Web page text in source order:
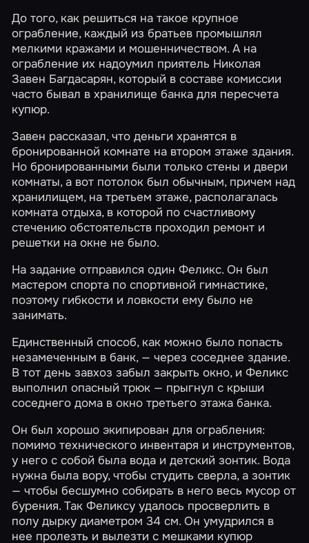
До того, как решиться на такое крупное
ограбление, каждый из братьев промышлял
мелкими кражами и мошенничеством. А на
ограбление их надоумил приятель Николая
Завен Багдасарян, который в составе комиссии
часто бывал в хранилище банка для пересчета
купюр.
Завен рассказал, что деньги хранятся в
бронированной комнате на втором этаже здания.
Но бронированными были только стены и двери
комнаты, а вот потолок был обычным, причем над
хранилищем, на третьем этаже, располагалась
комната отдыха, в которой по счастливому
стечению обстоятельств проходил ремонт и
решетки на окне не было.
На задание отправился один Феликс. Он был
мастером спорта по спортивной гимнастике,
поэтому гибкости и ловкости ему было не
занимать.
Единственный способ, как можно было попасть
незамеченным в банк, — через соседнее здание.
В тот день завхоз забыл закрыть окно, и Феликс
выполнил опасный трюк — прыгнул с крыши
соседнего дома в окно третьего этажа банка.
Он был хорошо экипирован для ограбления:
помимо технического инвентаря и инструментов,
у него с собой была вода и детский зонтик. Вода
нужна была вору, чтобы студить сверла, а зонтик
— чтобы бесшумно собирать в него весь мусор от
бурения. Так Феликсу удалось просверлить в
полу дырку диаметром 34 см. Он умудрился в
нее пролезть и вылезти с мешками купюр